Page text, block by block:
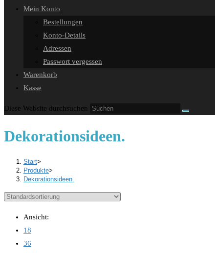
Mein Konto
Bestellungen
Konto-Details
Adressen
Passwort vergessen
Warenkorb
Kasse
Diese Website durchsuchen
Dekorationsideen.
Start>
Produkte>
Dekorationsideen.
Ansicht:
18
36